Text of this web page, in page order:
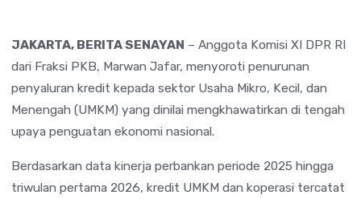
JAKARTA, BERITA SENAYAN – Anggota Komisi XI DPR RI
dari Fraksi PKB, Marwan Jafar, menyoroti penurunan
penyaluran kredit kepada sektor Usaha Mikro, Kecil, dan
Menengah (UMKM) yang dinilai mengkhawatirkan di tengah
upaya penguatan ekonomi nasional.
Berdasarkan data kinerja perbankan periode 2025 hingga
triwulan pertama 2026, kredit UMKM dan koperasi tercatat